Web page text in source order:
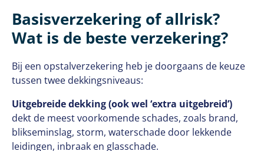
Basisverzekering of allrisk?
Wat is de beste verzekering?
Bij een opstalverzekering heb je doorgaans de keuze
tussen twee dekkingsniveaus:
Uitgebreide dekking (ook wel ‘extra uitgebreid’)
dekt de meest voorkomende schades, zoals brand,
blikseminslag, storm, waterschade door lekkende
leidingen, inbraak en glasschade.